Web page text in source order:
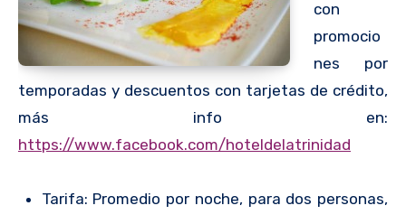
con
promocio
nes por
temporadas y descuentos con tarjetas de crédito,
más info en:
https://www.facebook.com/hoteldelatrinidad
Tarifa: Promedio por noche, para dos personas,